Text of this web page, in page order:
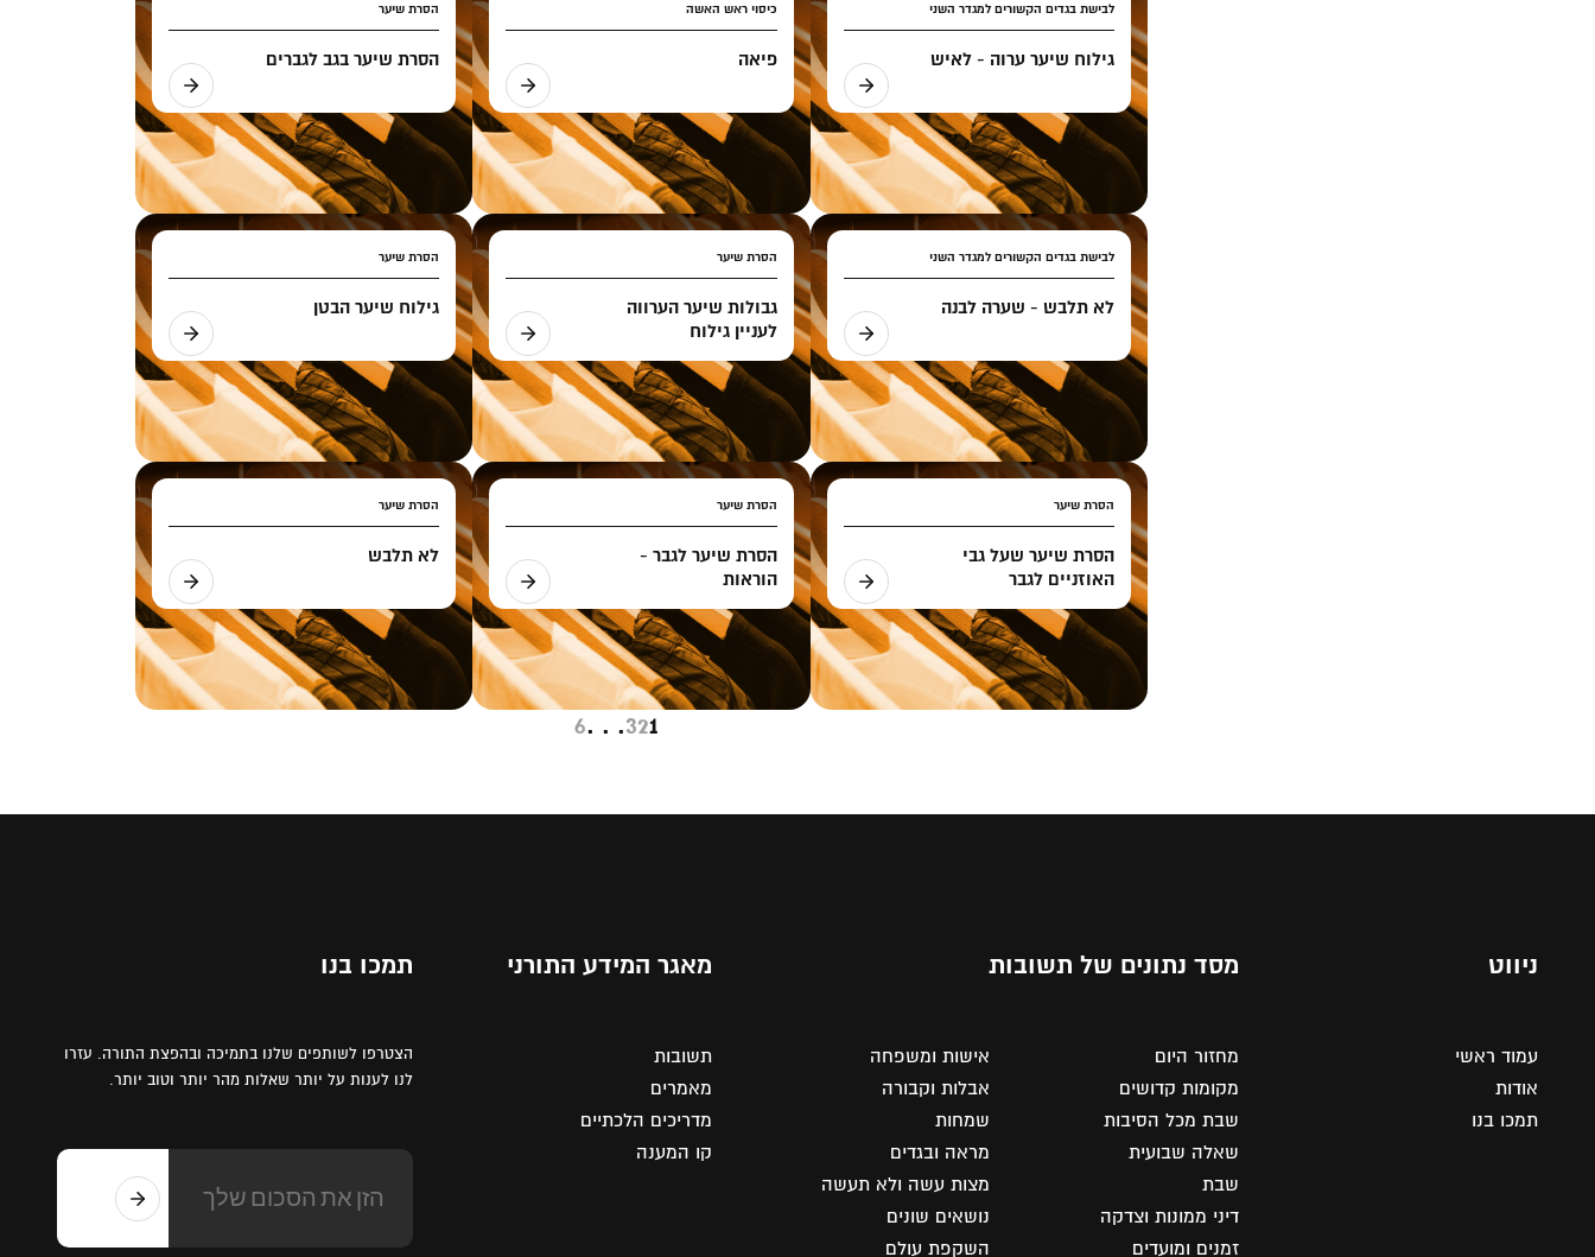
לבישת בגדים הקשורים למגדר השני
גילוח שיער ערוה - לאיש
כיסוי ראש האשה
פיאה
הסרת שיער
הסרת שיער בגב לגברים
לבישת בגדים הקשורים למגדר השני
לא תלבש - שערה לבנה
הסרת שיער
גבולות שיער הערווה
לעניין גילוח
הסרת שיער
גילוח שיער הבטן
הסרת שיער
הסרת שיער שעל גבי
האוזניים לגבר
הסרת שיער
הסרת שיער לגבר -
הוראות
הסרת שיער
לא תלבש
1
2
3
. . .
6
ניווט
עמוד ראשי
אודות
תמכו בנו
מסד נתונים של תשובות
מחזור היום
מקומות קדושים
שבת מכל הסיבות
שאלה שבועית
שבת
דיני ממונות וצדקה
זמנים ומועדים
אישות ומשפחה
אבלות וקבורה
שמחות
מראה ובגדים
מצות עשה ולא תעשה
נושאים שונים
השקפת עולם
מאגר המידע התורני
תשובות
מאמרים
מדריכים הלכתיים
קו המענה
תמכו בנו
הצטרפו לשותפים שלנו בתמיכה ובהפצת התורה. עזרו
לנו לענות על יותר שאלות מהר יותר וטוב יותר.